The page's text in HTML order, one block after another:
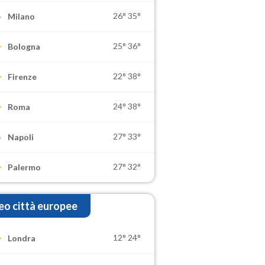
Milano 26° 35°
Bologna 25° 36°
Firenze 22° 38°
Roma 24° 38°
Napoli 27° 33°
Palermo 27° 32°
città europee
Londra 12° 24°